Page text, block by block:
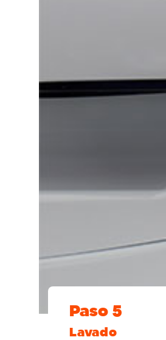
Paso 5
Lavado